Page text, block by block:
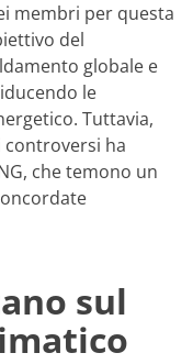
membri per questa
del
globale e
le
Tuttavia,
controversi ha
che temono un
sul